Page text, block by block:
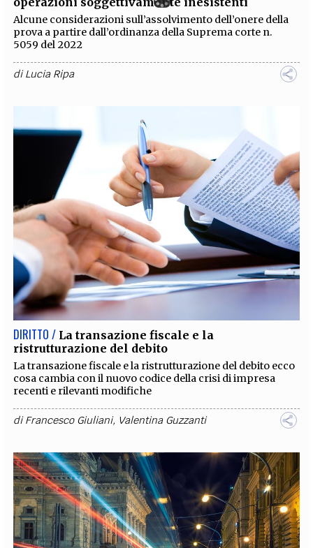
Alcune considerazioni sull’assolvimento dell’onere della
prova a partire dall’ordinanza della Suprema corte n.
5059 del 2022
diLucia Ripa
DIRITTO / La transazione fiscale e la
ristrutturazione del debito
La transazione fiscale e la ristrutturazione del debito ecco
cosa cambia con il nuovo codice della crisi di impresa
recenti e rilevanti modifiche
diFrancesco Giuliani, Valentina Guzzanti